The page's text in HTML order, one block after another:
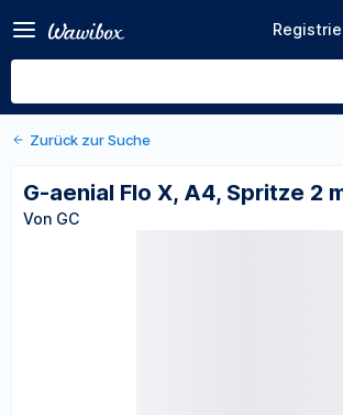
ml
Von GC
Zurück
Zurück zur Suche
G-aenial Flo X, A4, Spritze 2
Von GC